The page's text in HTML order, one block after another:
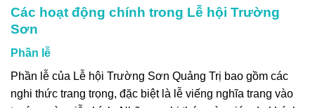
Các hoạt động chính trong Lễ hội Trường
Sơn
Phần lễ
Phần lễ của Lễ hội Trường Sơn Quảng Trị bao gồm các
nghi thức trang trọng, đặc biệt là lễ viếng nghĩa trang vào